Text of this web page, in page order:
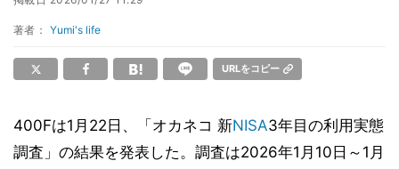
著者： Yumi's life
URLをコピー
400Fは1月22日、「オカネコ 新NISA3年目の利用実態
調査」の結果を発表した。調査は2026年1月10日～1月